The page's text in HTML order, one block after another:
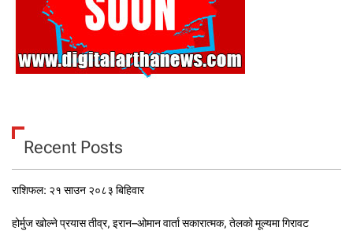
Recent Posts
राशिफल: २१ साउन २०८३ बिहिवार
होर्मुज खोल्ने प्रयास तीव्र, इरान–ओमान वार्ता सकारात्मक, तेलको मूल्यमा गिरावट